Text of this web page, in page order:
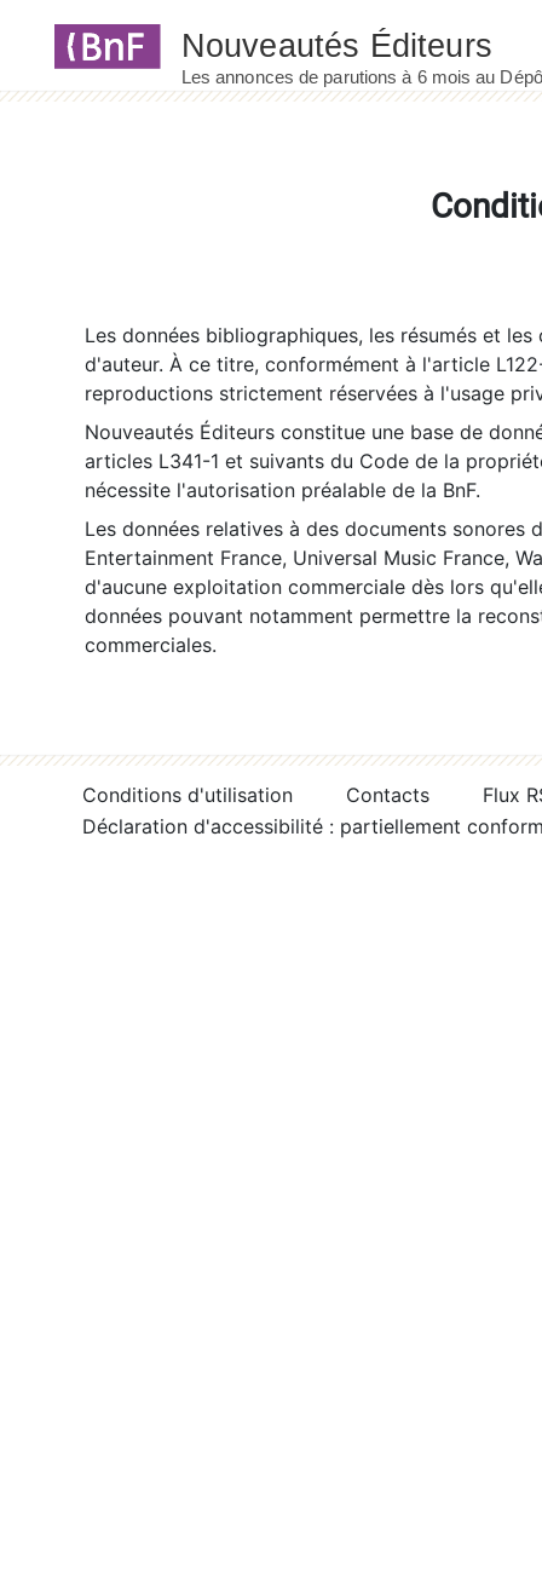
Les données bibliographiques, les résumés et
d'auteur. À ce titre, conformément à l'article
reproductions strictement réservées à l'usage
Nouveautés Éditeurs constitue une base de
articles L341-1 et suivants du Code de la
nécessite l'autorisation préalable de la BnF.
Les données relatives à des documents sonores
Entertainment France, Universal Music France,
d'aucune exploitation commerciale dès lors
données pouvant notamment permettre la
commerciales.
Conditions d'utilisation Contacts
Flux
Déclaration d'accessibilité : partiellement